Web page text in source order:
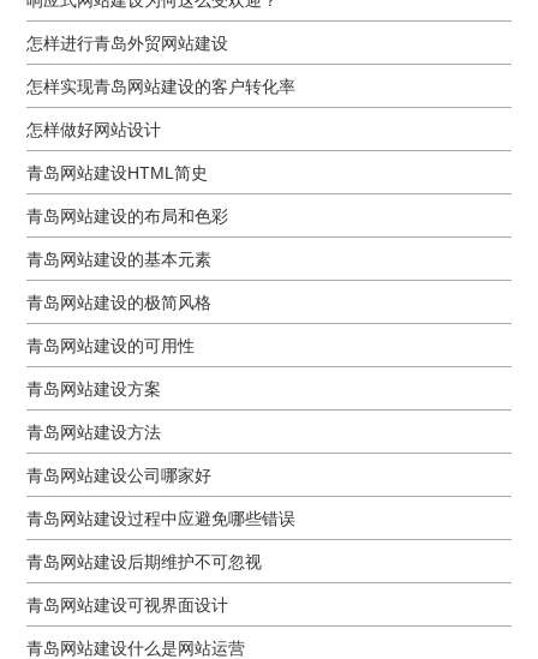
怎样进行青岛外贸网站建设
怎样实现青岛网站建设的客户转化率
怎样做好网站设计
青岛网站建设HTML简史
青岛网站建设的布局和色彩
青岛网站建设的基本元素
青岛网站建设的极简风格
青岛网站建设的可用性
青岛网站建设方案
青岛网站建设方法
青岛网站建设公司哪家好
青岛网站建设过程中应避免哪些错误
青岛网站建设后期维护不可忽视
青岛网站建设可视界面设计
青岛网站建设什么是网站运营